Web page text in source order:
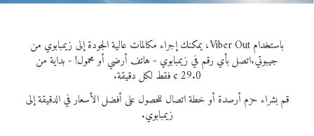
باستخدام Viber Out، يمكنك إجراء مكالمات عالية الجودة إلى زيمبابوي من
جيبوتي.اتصل بأي رقم في زيمبابوي - هاتف أرضي أو محمول! - بداية من
29.0 ¢ فقط لكل دقيقة.
قم بشراء حزم أرصدة أو خطة اتصال للحصول على أفضل الأسعار في الدقيقة إلى
زيمبابوي.